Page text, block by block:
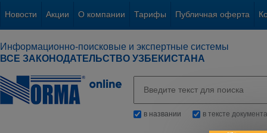
Новости Акции О компании Тарифы Публичная оферта
Информационно-поисковые и экспертные системы
ВСЕ ЗАКОНОДАТЕЛЬСТВО УЗБЕКИСТАНА
в названии в тексте документа